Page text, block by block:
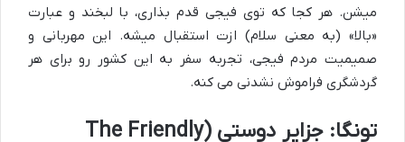
میشن. هر کجا که توی فیجی قدم بذاری، با لبخند و عبارت
«بالا» (به معنی سلام) ازت استقبال میشه. این مهربانی و
صمیمیت مردم فیجی، تجربه سفر به این کشور رو برای هر
گردشگری فراموش نشدنی می کنه.
تونگا: جزایر دوستی (The Friendly